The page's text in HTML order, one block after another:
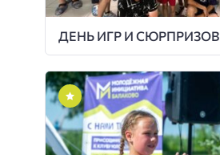
ДЕНЬ ИГР И СЮРПРИЗОВ